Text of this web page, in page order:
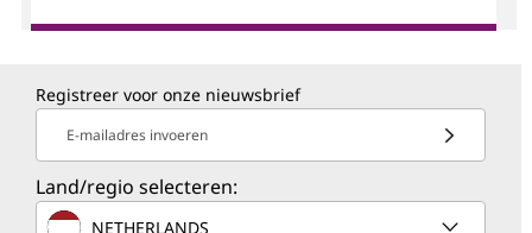
Registreer voor onze nieuwsbrief
E-mailadres invoeren
Land/regio selecteren:
NETHERLANDS